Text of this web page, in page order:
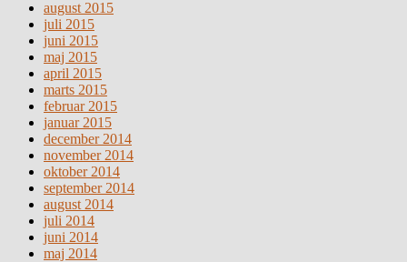
august 2015
juli 2015
juni 2015
maj 2015
april 2015
marts 2015
februar 2015
januar 2015
december 2014
november 2014
oktober 2014
september 2014
august 2014
juli 2014
juni 2014
maj 2014